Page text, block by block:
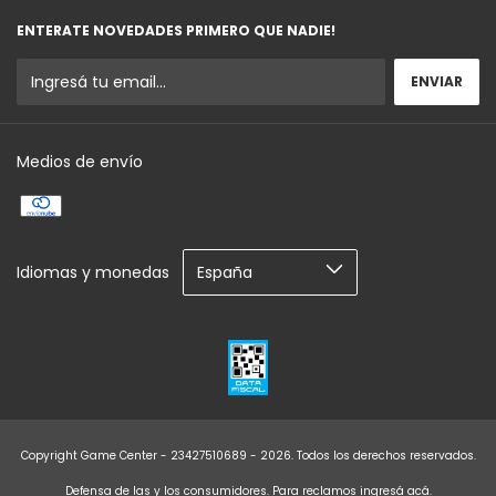
ENTERATE NOVEDADES PRIMERO QUE NADIE!
Medios de envío
Idiomas y monedas
Copyright Game Center - 23427510689 - 2026. Todos los derechos reservados.
Defensa de las y los consumidores. Para reclamos ingresá acá.